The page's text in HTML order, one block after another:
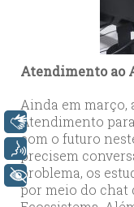
Atendimento ao
Ainda em março,
Atendimento
com o futuro
precisem
problema, os
por meio do chat
Libras
Voz
+ Acessibilidade